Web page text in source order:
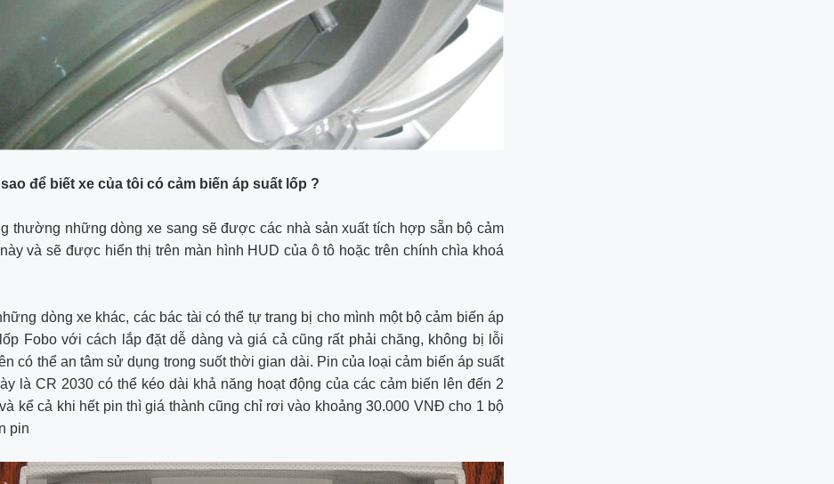
sao để biết xe của tôi có cảm biến áp suất lốp ?
thường những dòng xe sang sẽ được các nhà sản xuất tích hợp sẵn bộ cảm
và sẽ được hiển thị trên màn hình HUD của ô tô hoặc trên chính chìa khoá
dòng xe khác, các bác tài có thể tự trang bị cho mình một bộ cảm biến áp
Fobo với cách lắp đặt dễ dàng và giá cả cũng rất phải chăng, không bị lỗi
có thể an tâm sử dụng trong suốt thời gian dài. Pin của loại cảm biến áp suất
là CR 2030 có thể kéo dài khả năng hoạt động của các cảm biến lên đến 2
kể cả khi hết pin thì giá thành cũng chỉ rơi vào khoảng 30.000 VNĐ cho 1 bộ
pin